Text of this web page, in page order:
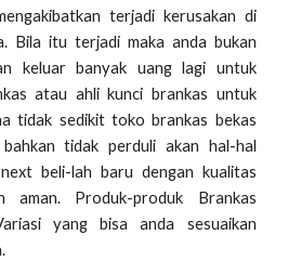
terjadi kerusakan di
Bila itu terjadi maka anda bukan
keluar banyak uang lagi untuk
atau ahli kunci brankas untuk
tidak sedikit toko brankas bekas
tidak perduli akan hal-hal
beli-lah baru dengan kualitas
aman. Produk-produk Brankas
yang bisa anda sesuaikan